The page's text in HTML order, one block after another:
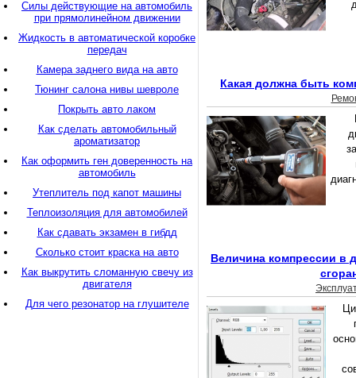
Какая должна быть
Величина компрессии в
Силы действующие на автомобиль
при прямолинейном движении
Жидкость в автоматической коробке
передач
Камера заднего вида на авто
Тюнинг салона нивы шевроле
Покрыть авто лаком
Как сделать автомобильный
ароматизатор
Как оформить ген доверенность на
автомобиль
Утеплитель под капот машины
Теплоизоляция для автомобилей
Как сдавать экзамен в гибдд
Сколько стоит краска на авто
Как выкрутить сломанную свечу из
двигателя
Для чего резонатор на глушителе